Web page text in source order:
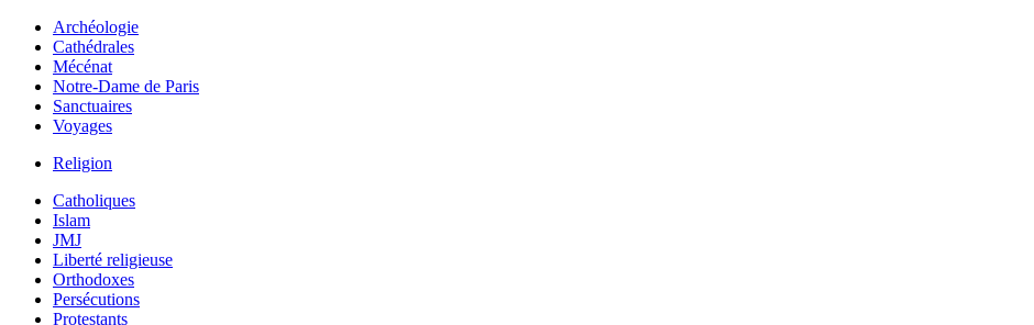
Archéologie
Cathédrales
Mécénat
Notre-Dame de Paris
Sanctuaires
Voyages
Religion
Catholiques
Islam
JMJ
Liberté religieuse
Orthodoxes
Persécutions
Protestants